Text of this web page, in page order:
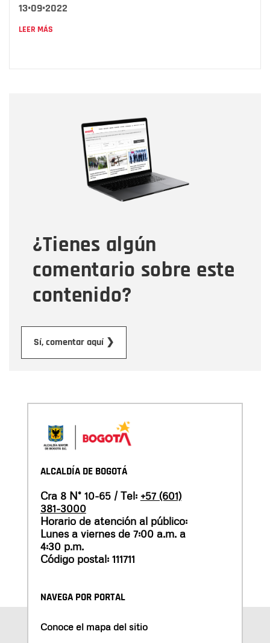
13•09•2022
LEER MÁS
¿Tienes algún
comentario sobre este
contenido?
Sí, comentar aquí ❯
Correo electrónico
Tipo de comentario
Mensaje
ALCALDÍA DE BOGOTÁ
Cra 8 N° 10-65 / Tel: +57 (601)
381-3000
Horario de atención al público:
Lunes a viernes de 7:00 a.m. a
4:30 p.m.
Código postal: 111711
NAVEGA POR PORTAL
Conoce el mapa del sitio